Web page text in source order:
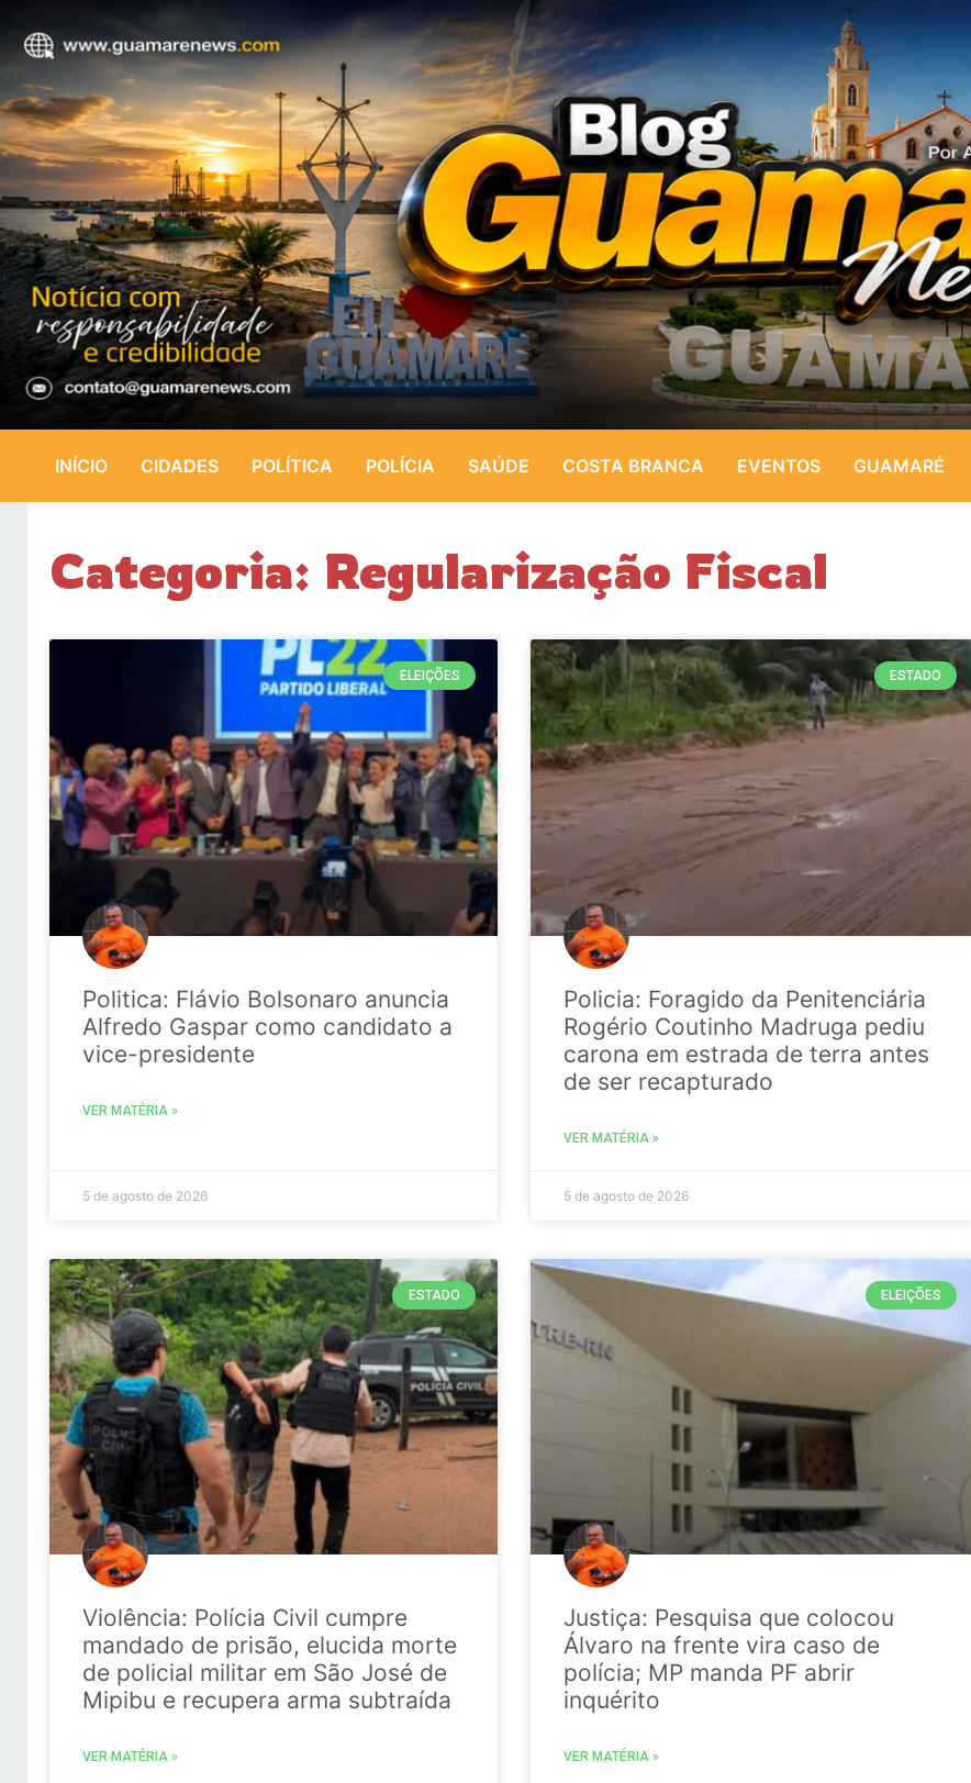
INÍCIO CIDADES POLÍTICA POLÍCIA SAÚDE COSTA BRANCA EVENTOS GUAMARÉ
Categoria: Regularização Fiscal
ELEIÇÕES
Politica: Flávio Bolsonaro anuncia
Alfredo Gaspar como candidato a
vice-presidente
VER MATÉRIA »
5 de agosto de 2026
ESTADO
Policia: Foragido da Penitenciária
Rogério Coutinho Madruga pediu
carona em estrada de terra antes
de ser recapturado
VER MATÉRIA »
5 de agosto de 2026
ESTADO
Violência: Polícia Civil cumpre
mandado de prisão, elucida morte
de policial militar em São José de
Mipibu e recupera arma subtraída
VER MATÉRIA »
ELEIÇÕES
Justiça: Pesquisa que colocou
Álvaro na frente vira caso de
polícia; MP manda PF abrir
inquérito
VER MATÉRIA »